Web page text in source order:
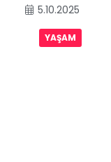
5.10.2025
YAŞAM